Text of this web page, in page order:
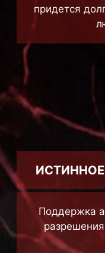
придется
Поддержка